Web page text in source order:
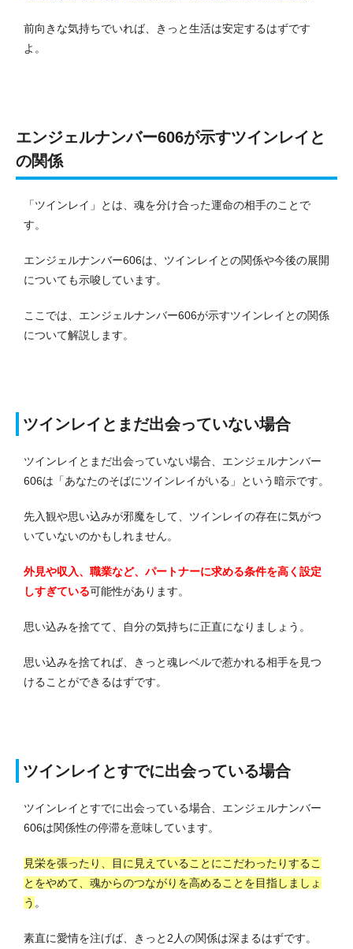
前向きな気持ちでいれば、きっと生活は安定するはずです
よ。
エンジェルナンバー606が示すツインレイと
の関係
「ツインレイ」とは、魂を分け合った運命の相手のことで
す。
エンジェルナンバー606は、ツインレイとの関係や今後の展開
についても示唆しています。
ここでは、エンジェルナンバー606が示すツインレイとの関係
について解説します。
ツインレイとまだ出会っていない場合
ツインレイとまだ出会っていない場合、エンジェルナンバー
606は「あなたのそばにツインレイがいる」という暗示です。
先入観や思い込みが邪魔をして、ツインレイの存在に気がつ
いていないのかもしれません。
外見や収入、職業など、パートナーに求める条件を高く設定
しすぎている可能性があります。
思い込みを捨てて、自分の気持ちに正直になりましょう。
思い込みを捨てれば、きっと魂レベルで惹かれる相手を見つ
けることができるはずです。
ツインレイとすでに出会っている場合
ツインレイとすでに出会っている場合、エンジェルナンバー
606は関係性の停滞を意味しています。
見栄を張ったり、目に見えていることにこだわったりするこ
とをやめて、魂からのつながりを高めることを目指しましょ
う 。
素直に愛情を注げば、きっと2人の関係は深まるはずです。